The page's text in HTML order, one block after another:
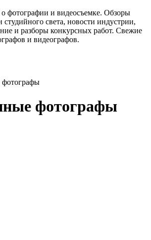
фотографии и видеосъемке. Обзоры
студийного света, новости индустрии,
и разборы конкурсных работ. Свежие
и видеографов.
фотографы